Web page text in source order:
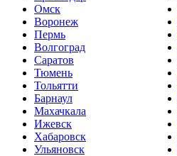
Омск
Воронеж
Пермь
Волгоград
Саратов
Тюмень
Тольятти
Барнаул
Махачкала
Ижевск
Хабаровск
Ульяновск